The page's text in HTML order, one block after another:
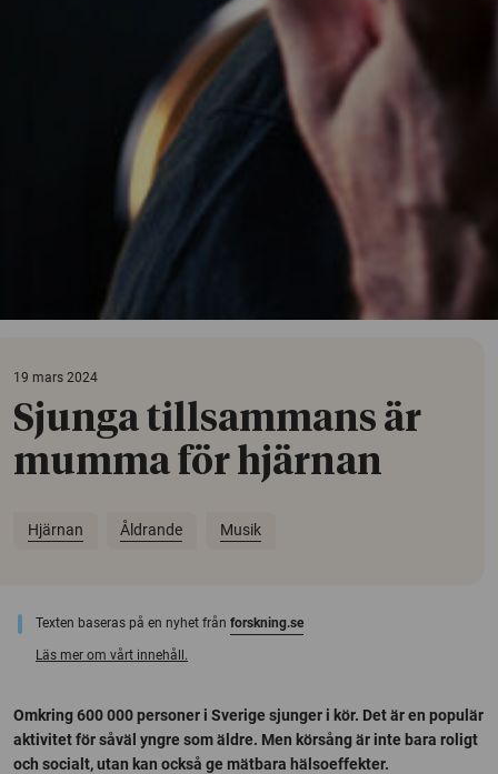
19 mars 2024
Sjunga tillsammans är
mumma för hjärnan
Hjärnan Åldrande Musik
Texten baseras på en nyhet från forskning.se
Läs mer om vårt innehåll.
Omkring 600 000 personer i Sverige sjunger i kör. Det är en populär
aktivitet för såväl yngre som äldre. Men körsång är inte bara roligt
och socialt, utan kan också ge mätbara hälsoeffekter.